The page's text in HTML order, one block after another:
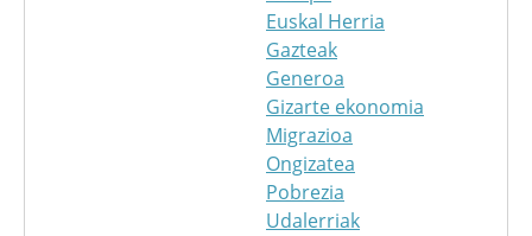
Euskal Herria
Gazteak
Generoa
Gizarte ekonomia
Migrazioa
Ongizatea
Pobrezia
Udalerriak